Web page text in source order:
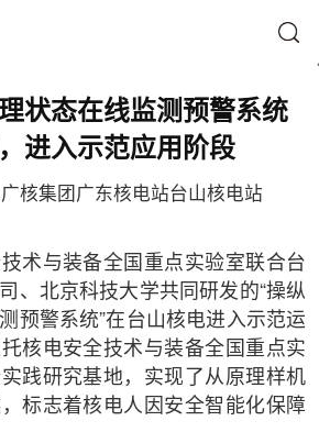
状态在线监测预警系统
进入示范应用阶段
核集团 广东核电站台山核电站
术与装备全国重点实验室联合台
、北京科技大学共同研发的“操纵
预警系统”在台山核电进入示范运
核电安全技术与装备全国重点实
践研究基地，实现了从原理样机
标志着核电人因安全智能化保障